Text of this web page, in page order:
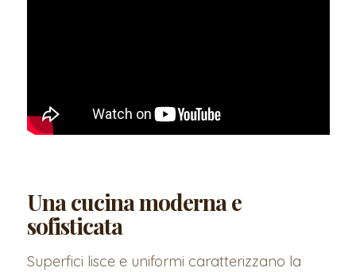
Una cucina moderna e
sofisticata
Superfici lisce e uniformi caratterizzano la